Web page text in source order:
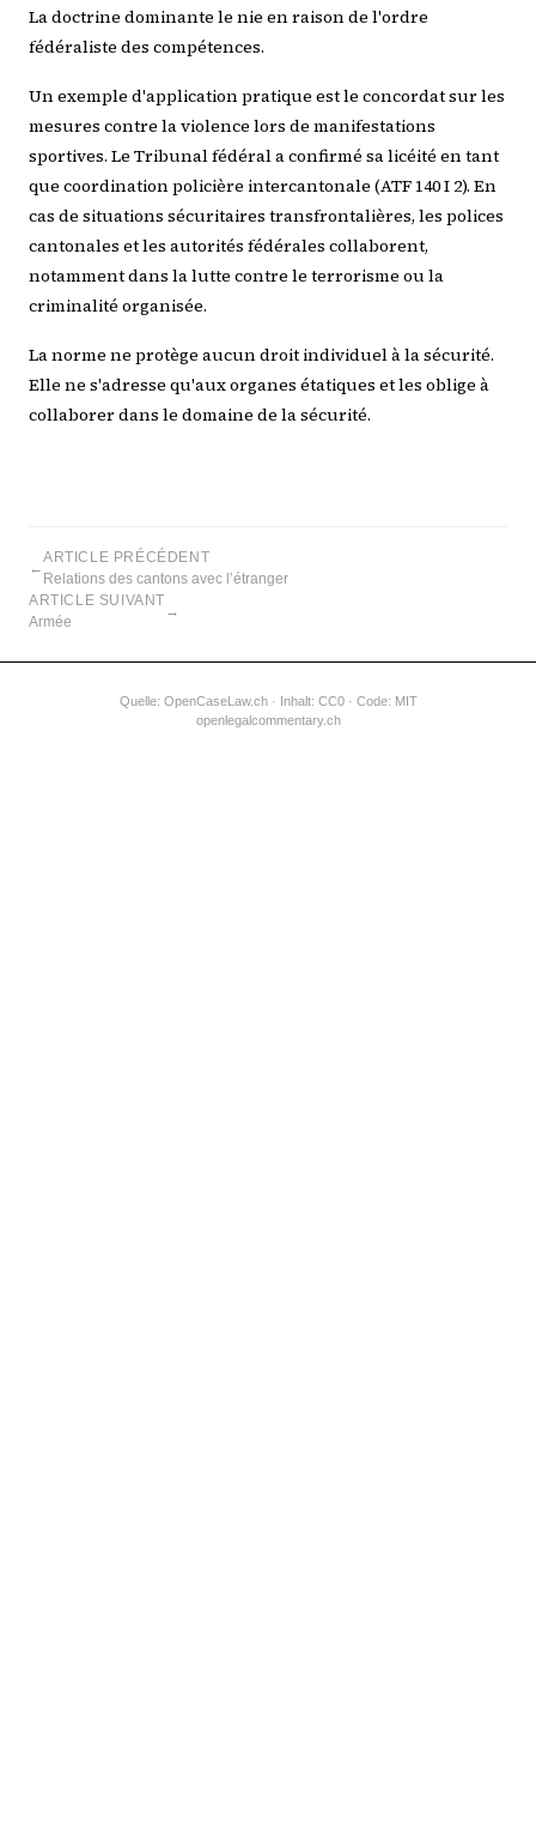
La doctrine dominante le nie en raison de l'ordre
fédéraliste des compétences.
Un exemple d'application pratique est le concordat sur les
mesures contre la violence lors de manifestations
sportives. Le Tribunal fédéral a confirmé sa licéité en tant
que coordination policière intercantonale (ATF 140 I 2). En
cas de situations sécuritaires transfrontalières, les polices
cantonales et les autorités fédérales collaborent,
notamment dans la lutte contre le terrorisme ou la
criminalité organisée.
La norme ne protège aucun droit individuel à la sécurité.
Elle ne s'adresse qu'aux organes étatiques et les oblige à
collaborer dans le domaine de la sécurité.
←
ARTICLE PRÉCÉDENT
Relations des cantons avec l’étranger
ARTICLE SUIVANT
Armée
→
Quelle: OpenCaseLaw.ch· Inhalt: CC0 · Code: MIT
openlegalcommentary.ch